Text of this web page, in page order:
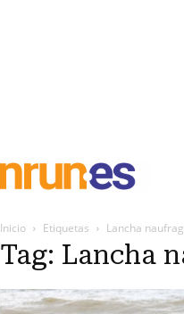
Inicio Etiquetas Lancha
Tag: Lancha